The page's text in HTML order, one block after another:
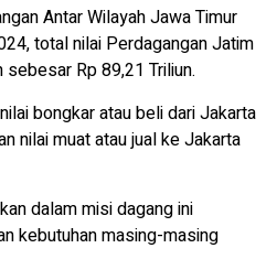
Antar Wilayah Jawa Timur
total nilai Perdagangan Jatim
Rp 89,21 Triliun.
bongkar atau beli dari Jakarta
nilai muat atau jual ke Jakarta
dalam misi dagang ini
kebutuhan masing-masing